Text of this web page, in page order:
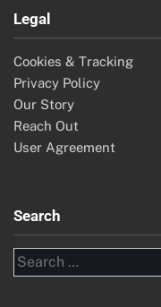
Legal
Cookies & Tracking
Privacy Policy
Our Story
Reach Out
User Agreement
Search
Search
for: